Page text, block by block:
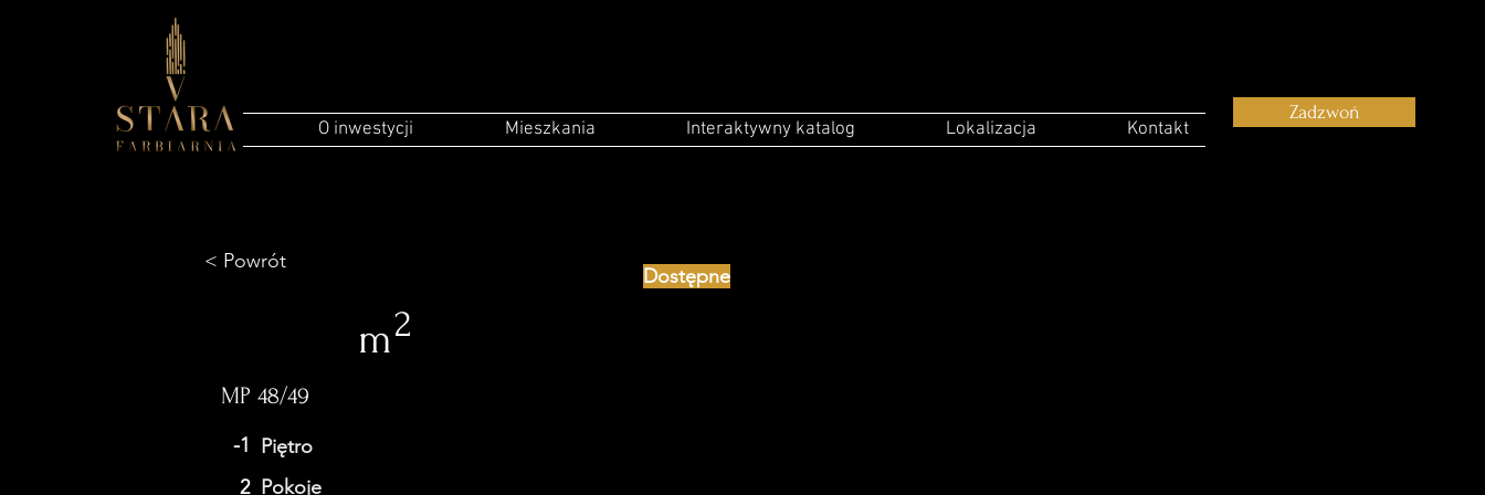
O inwestycji Mieszkania Interaktywny katalog Lokalizacja Kontakt
Zadzwoń
< Powrót
m2
Dostępne
MP 48/49
-1
Piętro
2 Pokoje